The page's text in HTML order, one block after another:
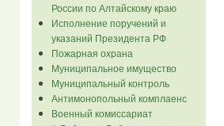
России по Алтайскому краю
Исполнение поручений и
указаний Президента РФ
Пожарная охрана
Муниципальное имущество
Муниципальный контроль
Антимонопольный комплаенс
Военный комиссариат